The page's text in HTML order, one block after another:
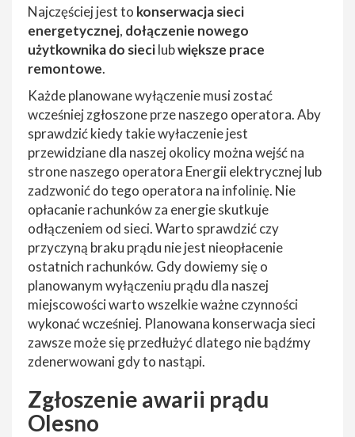
Najczęściej jest to konserwacja sieci
energetycznej, dołączenie nowego
użytkownika do siecilubwiększe prace
remontowe.
Każde planowane wyłączenie musi zostać
wcześniej zgłoszone prze naszego operatora. Aby
sprawdzić kiedy takie wyłaczenie jest
przewidziane dla naszej okolicy można wejść na
strone naszego operatora Energii elektrycznej lub
zadzwonić do tego operatora na infolinię. Nie
opłacanie rachunków za energie skutkuje
odłączeniem od sieci. Warto sprawdzić czy
przyczyną braku prądu nie jest nieopłacenie
ostatnich rachunków. Gdy dowiemy się o
planowanym wyłączeniu prądu dla naszej
miejscowości warto wszelkie ważne czynności
wykonać wcześniej. Planowana konserwacja sieci
zawsze może się przedłużyć dlatego nie bądźmy
zdenerwowani gdy to nastąpi.
Zgłoszenie awarii prądu
Olesno